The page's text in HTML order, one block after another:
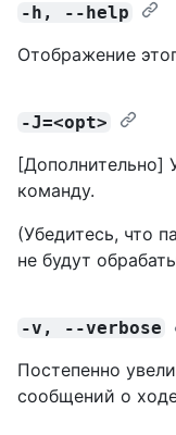
-h, --help
Отображение
-J=<opt>
[Дополнительно]
команду.
(Убедитесь, что
не будут
-v, --verbose
Постепенно
сообщений о